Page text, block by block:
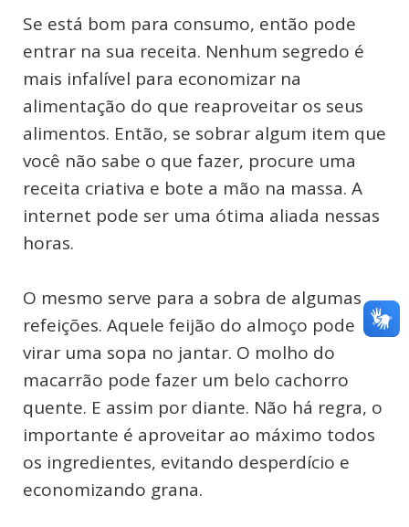
Se está bom para consumo, então pode
entrar na sua receita. Nenhum segredo é
mais infalível para economizar na
alimentação do que reaproveitar os seus
alimentos. Então, se sobrar algum item que
você não sabe o que fazer, procure uma
receita criativa e bote a mão na massa. A
internet pode ser uma ótima aliada nessas
horas.
O mesmo serve para a sobra de algumas
refeições. Aquele feijão do almoço pode
virar uma sopa no jantar. O molho do
macarrão pode fazer um belo cachorro
quente. E assim por diante. Não há regra, o
importante é aproveitar ao máximo todos
os ingredientes, evitando desperdício e
economizando grana.